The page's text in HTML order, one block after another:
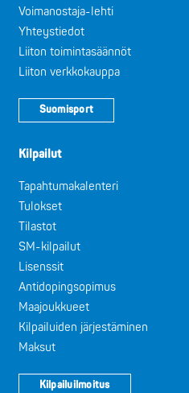
Voimanostaja-lehti
Yhteystiedot
Liiton toimintasäännöt
Liiton verkkokauppa
Suomisport
Kilpailut
Tapahtumakalenteri
Tulokset
Tilastot
SM-kilpailut
Lisenssit
Antidopingsopimus
Maajoukkueet
Kilpailuiden järjestäminen
Maksut
Kilpailuilmoitus